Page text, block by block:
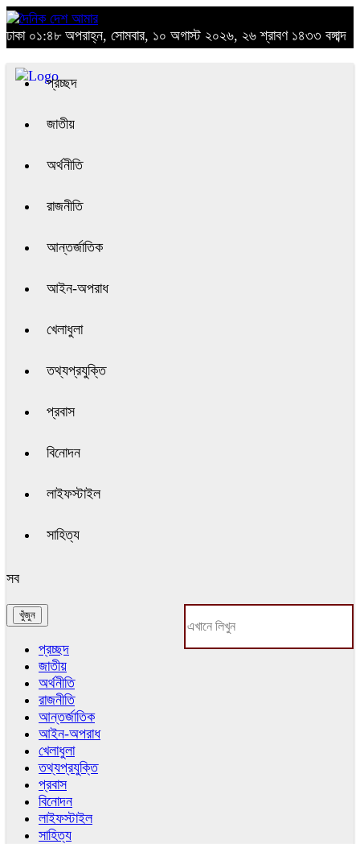
ঢাকা ০১:৪৮ অপরাহ্ন, সোমবার, ১০ অগাস্ট ২০২৬, ২৬ শ্রাবণ ১৪৩৩ বঙ্গাব্দ
প্রচ্ছদ
জাতীয়
অর্থনীতি
রাজনীতি
আন্তর্জাতিক
আইন-অপরাধ
খেলাধুলা
তথ্যপ্রযুক্তি
প্রবাস
বিনোদন
লাইফস্টাইল
সাহিত্য
সব
প্রচ্ছদ
জাতীয়
অর্থনীতি
রাজনীতি
আন্তর্জাতিক
আইন-অপরাধ
খেলাধুলা
তথ্যপ্রযুক্তি
প্রবাস
বিনোদন
লাইফস্টাইল
সাহিত্য